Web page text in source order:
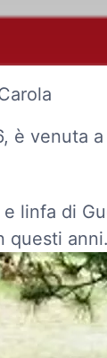
è venuta
e linfa di
questi anni.